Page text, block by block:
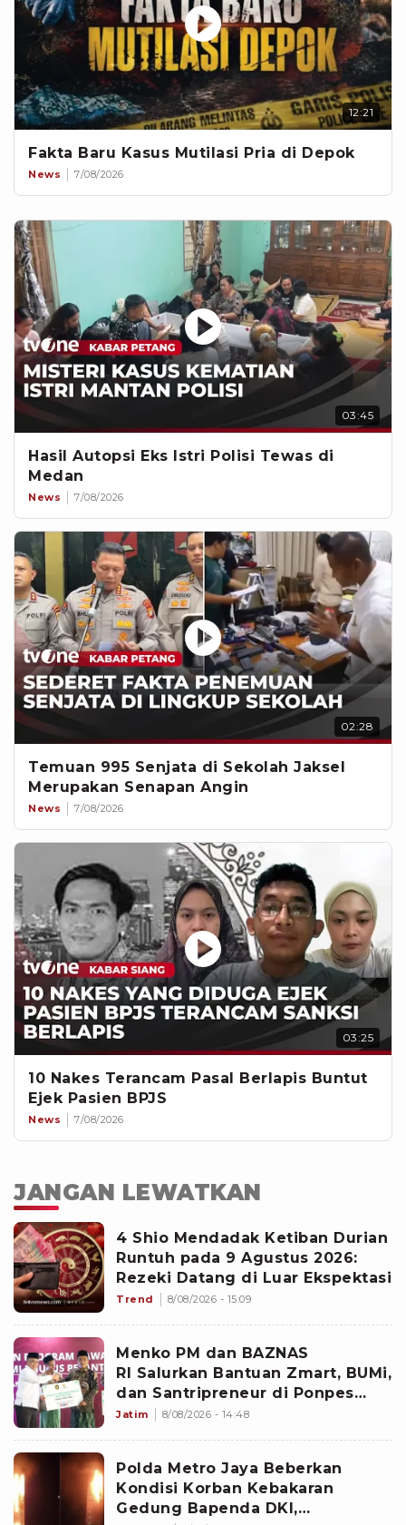
12:21
Fakta Baru Kasus Mutilasi Pria di Depok
News 7/08/2026
03:45
Hasil Autopsi Eks Istri Polisi Tewas di
Medan
News 7/08/2026
02:28
Temuan 995 Senjata di Sekolah Jaksel
Merupakan Senapan Angin
News 7/08/2026
03:25
10 Nakes Terancam Pasal Berlapis Buntut
Ejek Pasien BPJS
News 7/08/2026
JANGAN LEWATKAN
4 Shio Mendadak Ketiban Durian
Runtuh pada 9 Agustus 2026:
Rezeki Datang di Luar Ekspektasi
Trend 8/08/2026 - 15:09
Menko PM dan BAZNAS
RI Salurkan Bantuan Zmart, BUMi,
dan Santripreneur di Ponpes
Gresik
Jatim 8/08/2026 - 14:48
Polda Metro Jaya Beberkan
Kondisi Korban Kebakaran
Gedung Bapenda DKI,